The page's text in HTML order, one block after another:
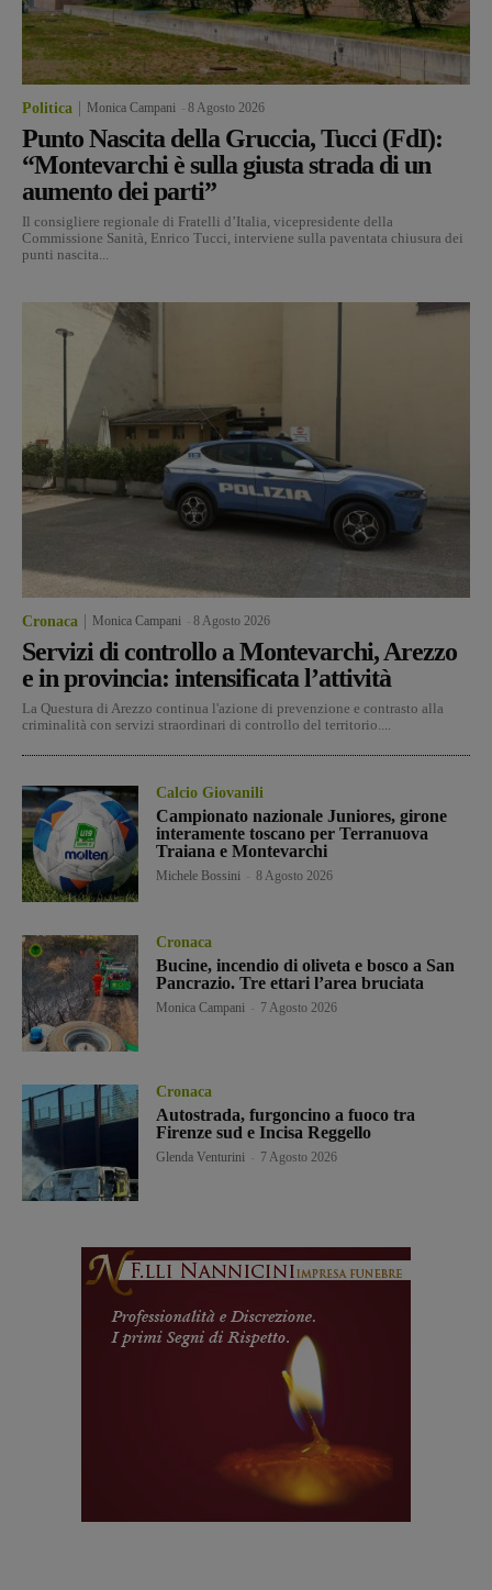
Politica Monica Campani 8 Agosto 2026
Punto Nascita della Gruccia, Tucci (FdI):
“Montevarchi è sulla giusta strada di un
aumento dei parti”
Il consigliere regionale di Fratelli d’Italia, vicepresidente della
Commissione Sanità, Enrico Tucci, interviene sulla paventata chiusura dei
punti nascita...
Cronaca Monica Campani 8 Agosto 2026
Servizi di controllo a Montevarchi, Arezzo
e in provincia: intensificata l’attività
La Questura di Arezzo continua l'azione di prevenzione e contrasto alla
criminalità con servizi straordinari di controllo del territorio....
Calcio Giovanili
Campionato nazionale Juniores, girone
interamente toscano per Terranuova
Traiana e Montevarchi
Michele Bossini 8 Agosto 2026
Cronaca
Bucine, incendio di oliveta e bosco a San
Pancrazio. Tre ettari l’area bruciata
Monica Campani 7 Agosto 2026
Cronaca
Autostrada, furgoncino a fuoco tra
Firenze sud e Incisa Reggello
Glenda Venturini 7 Agosto 2026